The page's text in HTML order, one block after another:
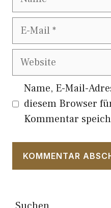
E-
Website
Name, E-Mail-
diesem Browser
Kommentar